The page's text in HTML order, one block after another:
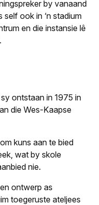
by vanaand
ook in ‘n stadium
en die instansie lê
ontstaan in 1975 in
die Wes-Kaapse
kuns aan te bied
wat by skole
nie.
ontwerp as
toegeruste ateljees